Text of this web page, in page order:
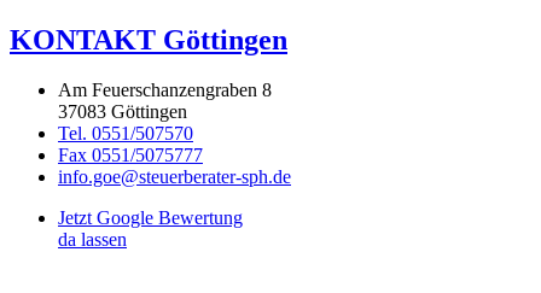
KONTAKT Göttingen
Am Feuerschanzengraben 8
37083 Göttingen
Tel. 0551/507570
Fax 0551/5075777
info.goe@steuerberater-sph.de
Jetzt Google Bewertung
da lassen